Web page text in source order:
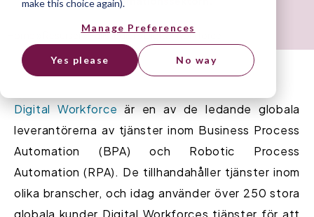
make this choice again).
Manage Preferences
Yes please No way
Resurser»Fallstudier»Digital Workforce
Digital Workforce är en av de ledande globala
leverantörerna av tjänster inom Business Process
Automation (BPA) och Robotic Process
Automation (RPA). De tillhandahåller tjänster inom
olika branscher, och idag använder över 250 stora
globala kunder Digital Workforces tjänster för att